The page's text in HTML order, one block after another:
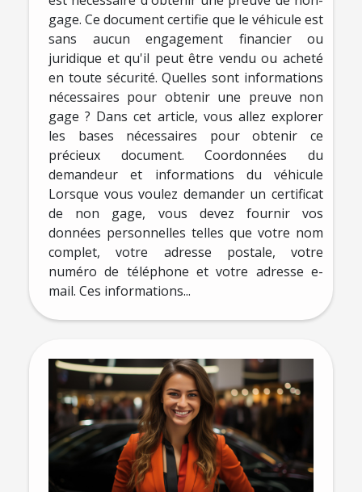
gage. Ce document certifie que le véhicule est
sans aucun engagement financier ou
juridique et qu'il peut être vendu ou acheté
en toute sécurité. Quelles sont informations
nécessaires pour obtenir une preuve non
gage ? Dans cet article, vous allez explorer
les bases nécessaires pour obtenir ce
précieux document. Coordonnées du
demandeur et informations du véhicule
Lorsque vous voulez demander un certificat
de non gage, vous devez fournir vos
données personnelles telles que votre nom
complet, votre adresse postale, votre
numéro de téléphone et votre adresse e-
mail. Ces informations...